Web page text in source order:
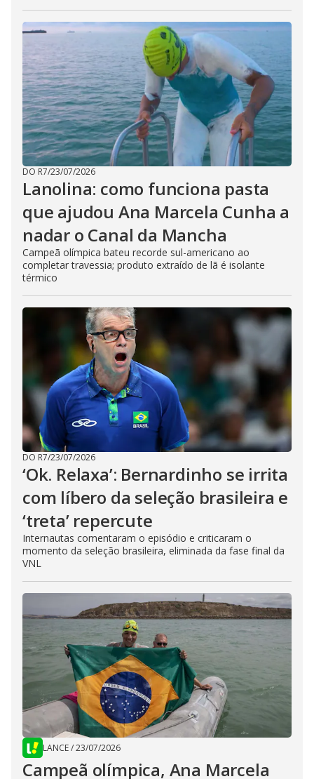
DO R7/23/07/2026
Lanolina: como funciona pasta
que ajudou Ana Marcela Cunha a
nadar o Canal da Mancha
Campeã olímpica bateu recorde sul-americano ao
completar travessia; produto extraído de lã é isolante
térmico
DO R7/23/07/2026
‘Ok. Relaxa’: Bernardinho se irrita
com líbero da seleção brasileira e
‘treta’ repercute
Internautas comentaram o episódio e criticaram o
momento da seleção brasileira, eliminada da fase final da
VNL
LANCE/23/07/2026
Campeã olímpica, Ana Marcela